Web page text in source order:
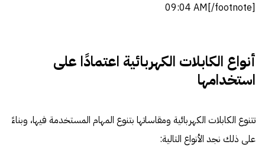
09:04 AM[/footnote]
أنواع الكابلات الكهربائية اعتمادًا على
استخدامها
تتنوع الكابلات الكهربائية ومقاساتها بتنوع المهام المستخدمة فيها، وبناءً
على ذلك نجد الأنواع التالية: